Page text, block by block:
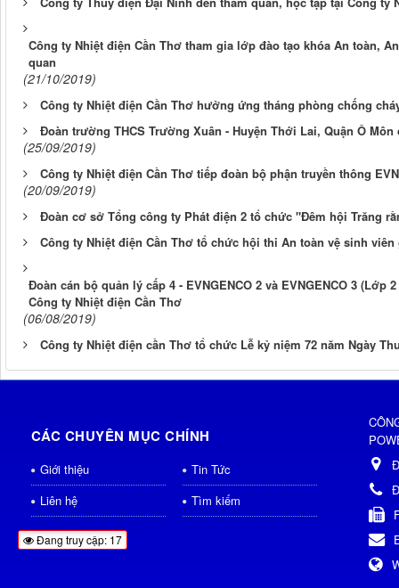
Công ty Nhiệt điện Cần Thơ tham gia lớp đào tạo khóa An toàn,
quan
(21/10/2019)
Công ty Nhiệt điện Cần Thơ hưởng ứng tháng phòng chống
Đoàn trường THCS Trường Xuân - Huyện Thới Lai, Quận Ô
(25/09/2019)
Công ty Nhiệt điện Cần Thơ tiếp đoàn bộ phận truyền thông
(20/09/2019)
Đoàn cơ sở Tổng công ty Phát điện 2 tổ chức "Đêm hội Trăng
Công ty Nhiệt điện Cần Thơ tổ chức hội thi An toàn vệ sinh viên
Đoàn cán bộ quản lý cấp 4 - EVNGENCO 2 và EVNGENCO 3
Công ty Nhiệt điện Cần Thơ
(06/08/2019)
Công ty Nhiệt điện cần Thơ tổ chức Lễ kỷ niệm 72 năm Ngày
CÁC CHUYÊN MỤC CHÍNH
Giới thiệu
Tin Tức
Liên hệ
Tìm kiếm
Đang truy cập: 17